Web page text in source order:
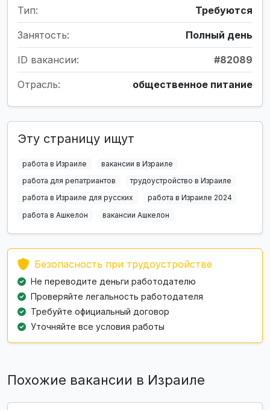
Тип: Требуются
Занятость: Полный день
ID вакансии: #82089
Отрасль: общественное питание
Эту страницу ищут
работа в Израиле
вакансии в Израиле
работа для репатриантов
трудоустройство в Израиле
работа в Израиле для русских
работа в Израиле 2024
работа в Ашкелон
вакансии Ашкелон
Безопасность при трудоустройстве
Не переводите деньги работодателю
Проверяйте легальность работодателя
Требуйте официальный договор
Уточняйте все условия работы
Похожие вакансии в Израиле